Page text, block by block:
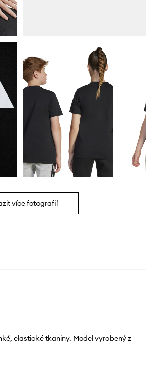
více fotografií
elastické tkaniny. Model vyrobený z